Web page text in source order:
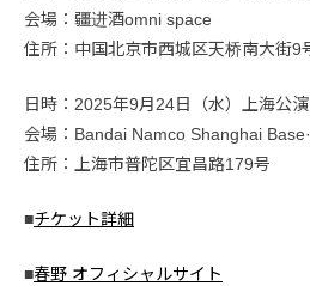
会場：疆进酒omni space
住所：中国北京市西城区天桥南大街9
日時：2025年9月24日（水）上海公演
会場：Bandai Namco Shanghai
住所：上海市普陀区宜昌路179号
■チケット詳細
■春野 オフィシャルサイト